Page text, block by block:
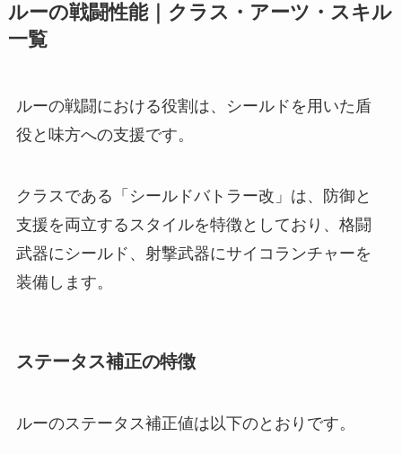
ルーの戦闘性能｜クラス・アーツ・スキル
一覧
ルーの戦闘における役割は、シールドを用いた盾
役と味方への支援です。
クラスである「シールドバトラー改」は、防御と
支援を両立するスタイルを特徴としており、格闘
武器にシールド、射撃武器にサイコランチャーを
装備します。
ステータス補正の特徴
ルーのステータス補正値は以下のとおりです。